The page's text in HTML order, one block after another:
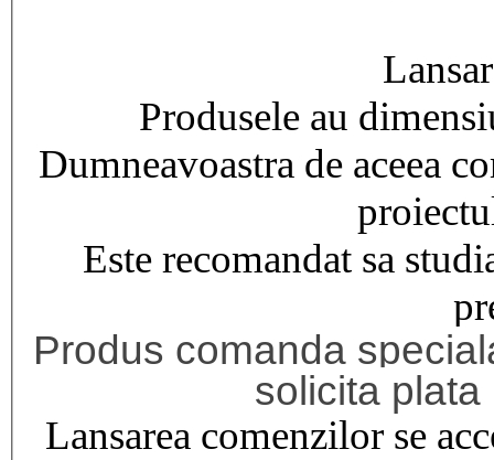
Produsele au
Dumneavoastra de aceea
Este recomandat sa
Produs comanda
solicita
Lansarea comenzilor se